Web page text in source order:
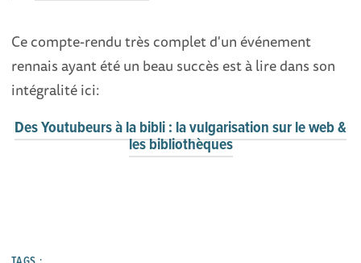
Ce compte-rendu très complet d'un événement
rennais ayant été un beau succès est à lire dans son
intégralité ici:
Des Youtubeurs à la bibli : la vulgarisation sur le web &
les bibliothèques